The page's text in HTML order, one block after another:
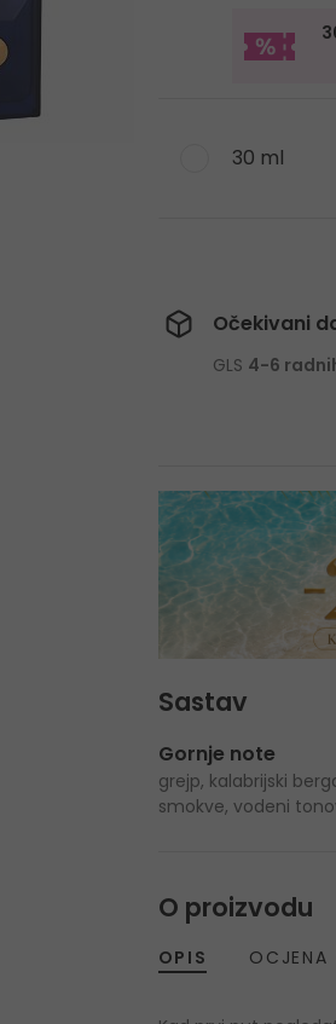
30 ml
Očekivani
GLS 4-6
Sastav
Gornje note
grejp, kalabrijski
smokve, vodeni
O proizvodu
OPIS